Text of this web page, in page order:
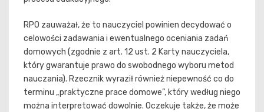
RPO zauważał, że to nauczyciel powinien decydować o
celowości zadawania i ewentualnego oceniania zadań
domowych (zgodnie z art. 12 ust. 2 Karty nauczyciela,
który gwarantuje prawo do swobodnego wyboru metod
nauczania). Rzecznik wyraził również niepewność co do
terminu „praktyczne prace domowe”, który według niego
można interpretować dowolnie. Oczekuje także, że może